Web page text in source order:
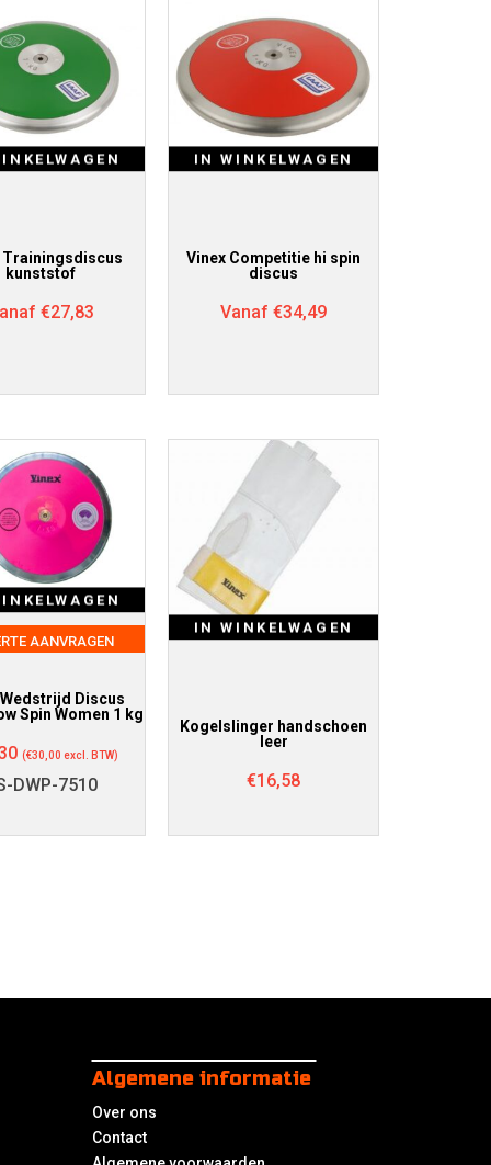
Trainingsdiscus
kunststof
€27,83
IN WINKELWAGEN
Vinex Competitie hi spin
discus
Vanaf€34,49
AANVRAGEN
Discus
Spin Women 1 kg
(€30,00 excl. BTW)
DWP-7510
IN WINKELWAGEN
Kogelslinger handschoen
leer
€16,58
Algemene informatie
Over ons
Contact